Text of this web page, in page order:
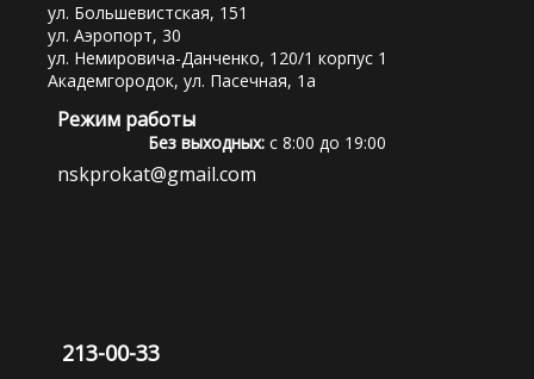
ул. Большевистская, 151
ул. Аэропорт, 30
ул. Немировича-Данченко, 120/1 корпус 1
Академгородок, ул. Пасечная, 1а
Режим работы
Без выходных: с 8:00 до 19:00
nskprokat@gmail.com
213-00-33